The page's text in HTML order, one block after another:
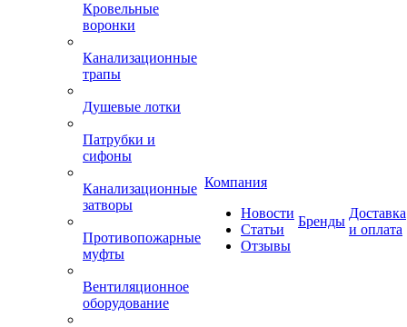
Кровельные
воронки
Канализационные
трапы
Душевые лотки
Патрубки и
сифоны
Канализационные
затворы
Противопожарные
муфты
Вентиляционное
оборудование
Компания
Новости
Статьи
Отзывы
Бренды
Доставка
и оплата